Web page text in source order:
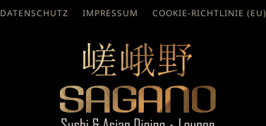
DATENSCHUTZ IMPRESSUM COOKIE-RICHTLINIE (EU)